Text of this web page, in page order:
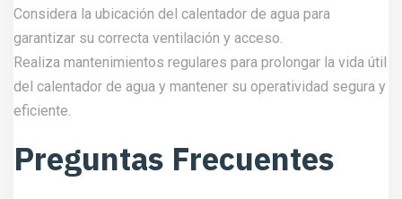
Considera la ubicación del calentador de agua para
garantizar su correcta ventilación y acceso.
Realiza mantenimientos regulares para prolongar la vida útil
del calentador de agua y mantener su operatividad segura y
eficiente.
Preguntas Frecuentes